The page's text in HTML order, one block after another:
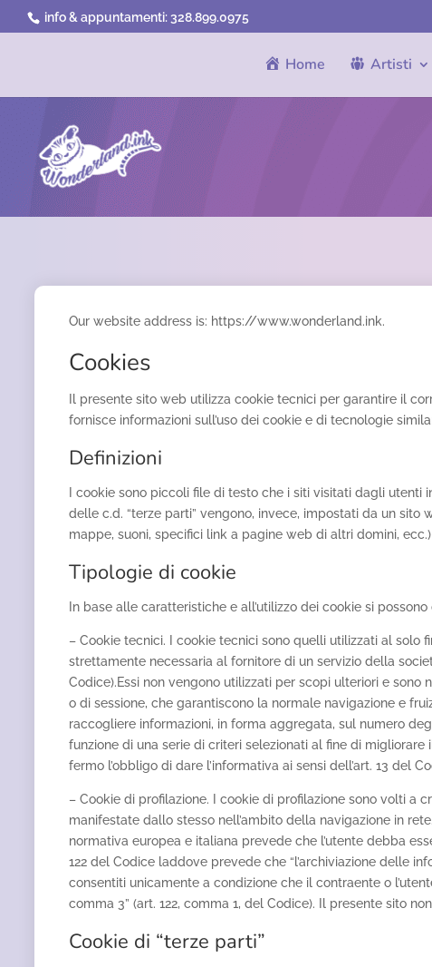
info & appuntamenti:328.899.0975
Home Artisti
Our website address is: https://www.wonderland.ink.
Cookies
Il presente sito web utilizza cookie tecnici per garantire il
fornisce informazioni sull’uso dei cookie e di tecnologie
Definizioni
I cookie sono piccoli file di testo che i siti visitati dagli
delle c.d. “terze parti” vengono, invece, impostati da un sito
mappe, suoni, specifici link a pagine web di altri domini,
Tipologie di cookie
In base alle caratteristiche e all’utilizzo dei cookie si
– Cookie tecnici. I cookie tecnici sono quelli utilizzati al solo
strettamente necessaria al fornitore di un servizio della
Codice).Essi non vengono utilizzati per scopi ulteriori e
o di sessione, che garantiscono la normale navigazione e
raccogliere informazioni, in forma aggregata, sul numero
funzione di una serie di criteri selezionati al fine di
fermo l’obbligo di dare l’informativa ai sensi dell’art. 13
– Cookie di profilazione. I cookie di profilazione sono volti a
manifestate dallo stesso nell’ambito della navigazione in
normativa europea e italiana prevede che l’utente debba
122 del Codice laddove prevede che “l’archiviazione delle
consentiti unicamente a condizione che il contraente o
comma 3” (art. 122, comma 1, del Codice). Il presente sito
Cookie di “terze parti”